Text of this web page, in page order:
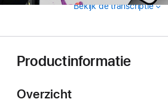
Bekijk de transcriptie
Productinformatie
Overzicht